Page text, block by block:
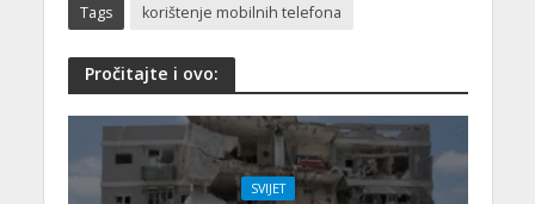
Tags korištenje mobilnih telefona
Pročitajte i ovo:
SVIJET